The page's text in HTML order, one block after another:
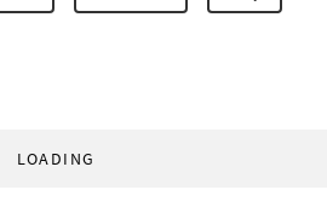
LOADING